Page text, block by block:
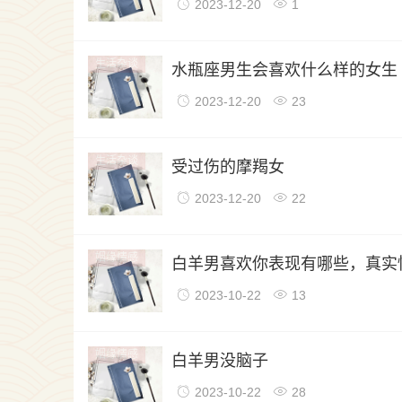
2023-12-20 1
生活杂谈 水瓶座男生会喜欢什么样的女生
2023-12-20 23
生活杂谈 受过伤的摩羯女
2023-12-20 22
姻缘情感 白羊男喜欢你表现有哪些，真
2023-10-22 13
姻缘情感 白羊男没脑子
2023-10-22 28